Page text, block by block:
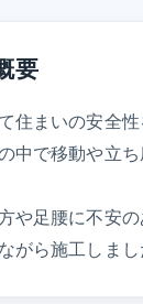
要
住まいの安全
中で移動や立
や足腰に不安
がら施工しまし